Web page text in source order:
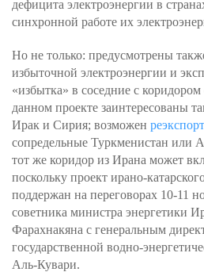
дефицита электроэнергии в
синхронной работе их
Но не только: предусмотрены
избыточной электроэнергии и
«избытка» в соседние с
данном проекте заинтересованы
Ирак и Сирия; возможен реэкспорт
сопредельные Туркменистан или
тот же коридор из Ирана может
поскольку проект ирано-
поддержан на переговорах 10-11
советника министра энергетики
Фарахнакяна с генеральным
государственной водно-
Аль-Кувари.